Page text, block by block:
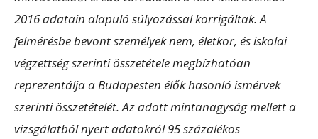
2016 adatain alapuló súlyozással korrigáltak. A
felmérésbe bevont személyek nem, életkor, és iskolai
végzettség szerinti összetétele megbízhatóan
reprezentálja a Budapesten élők hasonló ismérvek
szerinti összetételét. Az adott mintanagyság mellett a
vizsgálatból nyert adatokról 95 százalékos